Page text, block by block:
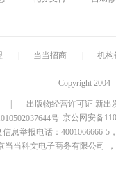
当当招商 机构
Copyright 2004
出版物经营许可证 新出
京公网安备
息举报电话：4001066666-5
当当科文电子商务有限公司